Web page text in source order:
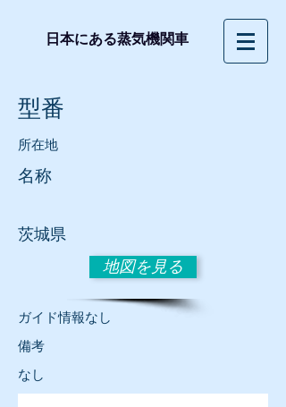
日本にある蒸気機関車
型番
所在地
名称
​茨城県
地図を見る
​ガイド情報なし
​備考
​なし